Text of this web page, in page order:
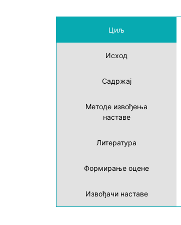
Циљ
Исход
Садржај
Методе извођења
наставе
Литература
Формирање оцене
Извођачи наставе